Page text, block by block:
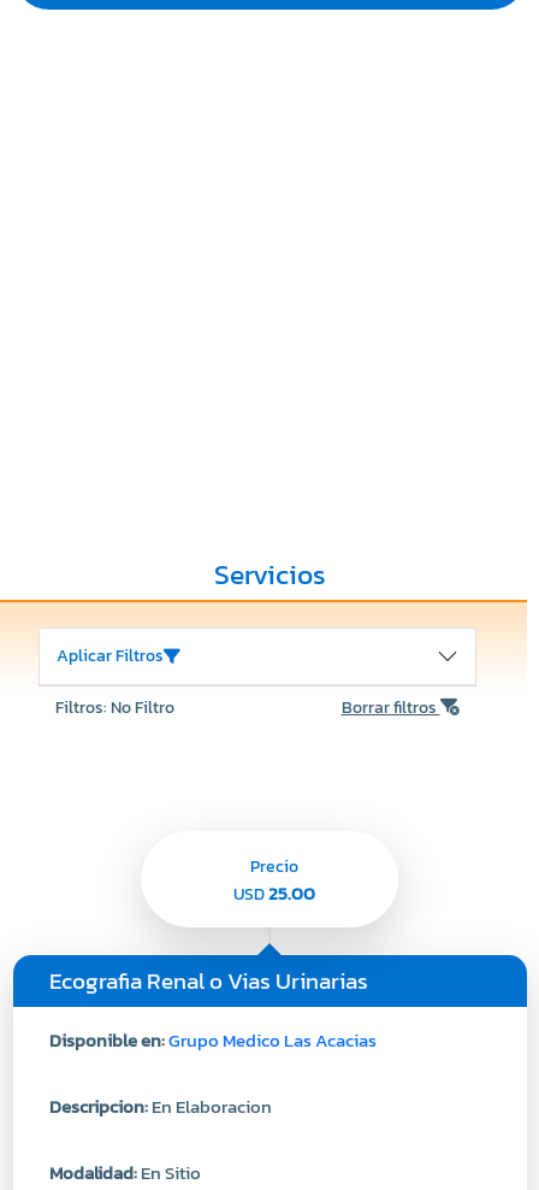
Servicios
Aplicar Filtros
Filtros: No Filtro Borrar filtros
Ecografia Renal o Vias Urinarias
Disponible en:Grupo Medico Las Acacias
Descripcion:En Elaboracion
Modalidad:En Sitio
Precio
USD25.00